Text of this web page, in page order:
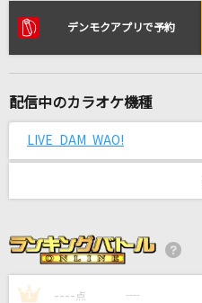
リアルタイムで歌
スターマイン
[生音]さよならの向う側
遺書
キタニタツヤ
デンモクアプリで予約
配信中のカラオケ機種
LIVE DAM WAO!
1 ---- 点 ----